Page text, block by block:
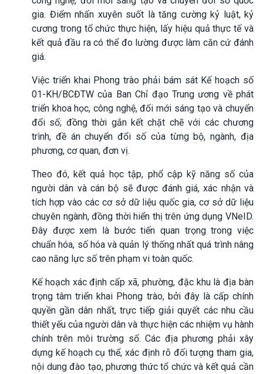
gia. Điểm nhấn xuyên suốt là tăng cường kỷ luật, kỷ
cương trong tổ chức thực hiện, lấy hiệu quả thực tế và
kết quả đầu ra có thể đo lường được làm căn cứ đánh
giá.
Việc triển khai Phong trào phải bám sát Kế hoạch số
01-KH/BCĐTW của Ban Chỉ đạo Trung ương về phát
triển khoa học, công nghệ, đổi mới sáng tạo và chuyển
đổi số; đồng thời gắn kết chặt chẽ với các chương
trình, đề án chuyển đổi số của từng bộ, ngành, địa
phương, cơ quan, đơn vị.
Theo đó, kết quả học tập, phổ cập kỹ năng số của
người dân và cán bộ sẽ được đánh giá, xác nhận và
tích hợp vào các cơ sở dữ liệu quốc gia, cơ sở dữ liệu
chuyên ngành, đồng thời hiển thị trên ứng dụng VNeID.
Đây được xem là bước tiến quan trọng trong việc
chuẩn hóa, số hóa và quản lý thống nhất quá trình nâng
cao năng lực số trên phạm vi toàn quốc.
Kế hoạch xác định cấp xã, phường, đặc khu là địa bàn
trọng tâm triển khai Phong trào, bởi đây là cấp chính
quyền gần dân nhất, trực tiếp giải quyết các nhu cầu
thiết yếu của người dân và thực hiện các nhiệm vụ hành
chính trên môi trường số. Các địa phương phải xây
dựng kế hoạch cụ thể, xác định rõ đối tượng tham gia,
nội dung đào tạo, phương thức tổ chức và kết quả cần